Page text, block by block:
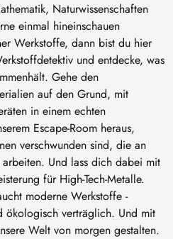
Naturwissenschaften
einmal hineinschauen
Werkstoffe, dann bist du hier
und entdecke, was
Gehe den
auf den Grund, mit
in einem echten
Escape-Room heraus,
verschwunden sind, die an
arbeiten. Und lass dich dabei mit
für High-Tech-Metalle.
moderne Werkstoffe -
ökologisch verträglich. Und mit
Welt von morgen gestalten.